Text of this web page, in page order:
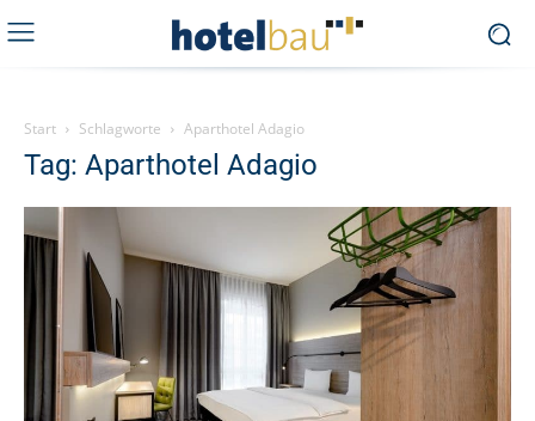
Start Schlagworte Aparthotel Adagio
Tag: Aparthotel Adagio